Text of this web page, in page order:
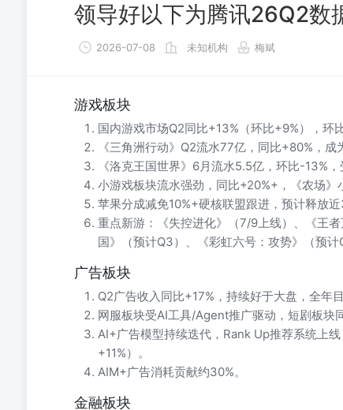
领导好以下为腾讯26Q2数
2026-07-08 未知机构 梅斌
游戏板块
国内游戏市场Q2同比+13%（环比+9%），环
《三角洲行动》Q2流水77亿，同比+80%，成
《洛克王国世界》6月流水5.5亿，环比-13%
小游戏板块流水强劲，同比+20%+，《农场》
苹果分成减免10%+硬核联盟跟进，预计释放
重点新游：《失控进化》（7/9上线）、《王
国》（预计Q3）、《彩虹六号：攻势》（预
广告板块
Q2广告收入同比+17%，持续好于大盘，全年
网服板块受AI工具/Agent推广驱动，短剧板块
AI+广告模型持续迭代，Rank Up推荐系统上
+11%）。
AIM+广告消耗贡献约30%。
金融板块